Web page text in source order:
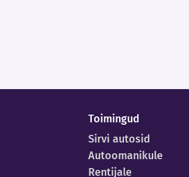
Toimingud
Sirvi autosid
Autoomanikule
Rentijale